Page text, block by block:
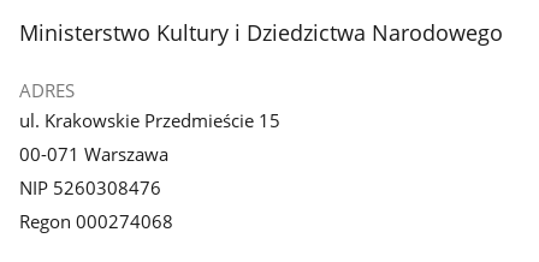
stopka
Ministerstwo Kultury i Dziedzictwa Narodowego
ADRES
ul. Krakowskie Przedmieście 15
00-071 Warszawa
NIP 5260308476
Regon 000274068